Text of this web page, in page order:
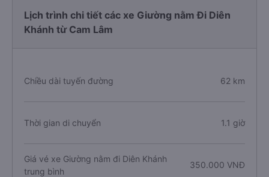
Lịch trình chi tiết các xe Giường nằm Đi Diên
Khánh từ Cam Lâm
Chiều dài tuyến đường 62 km
Thời gian di chuyển 1.1 giờ
Giá vé xe Giường nằm đi Diên Khánh
trung bình
350.000 VNĐ